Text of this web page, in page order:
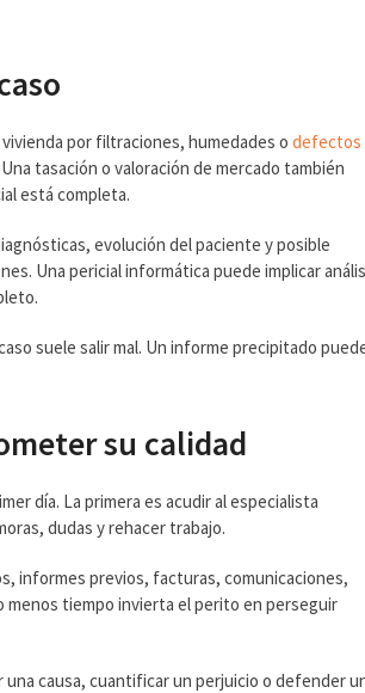
por filtraciones, humedades odefectos
tasación o valoración de mercado también
está completa.
evolución del paciente y posible
Una pericial informática puede implicar
suele salir mal. Un informe precipitado
su calidad
día. La primera es acudir al especialista
dudas y rehacer trabajo.
informes previos, facturas, comunicaciones,
tiempo invierta el perito en perseguir
causa, cuantificar un perjuicio o defender